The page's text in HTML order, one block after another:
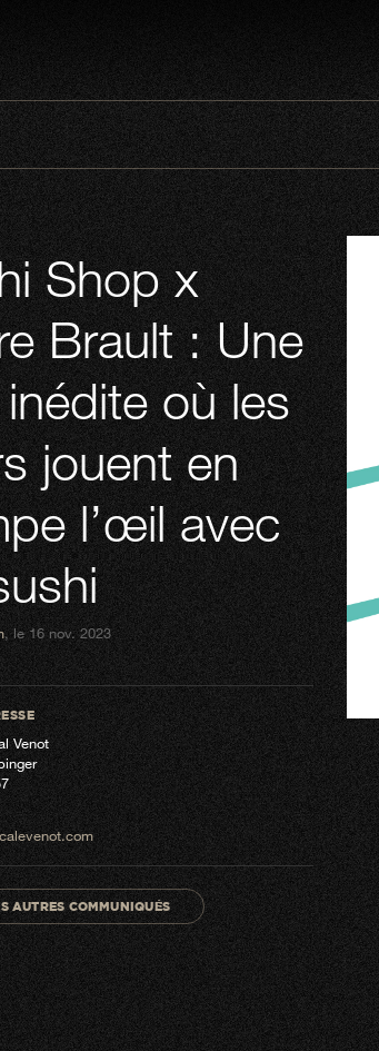
Shop x
Brault : Une
où les
jouent en
l’œil avec
, le 16 nov. 2023
Venot
AUTRES COMMUNIQUÉS